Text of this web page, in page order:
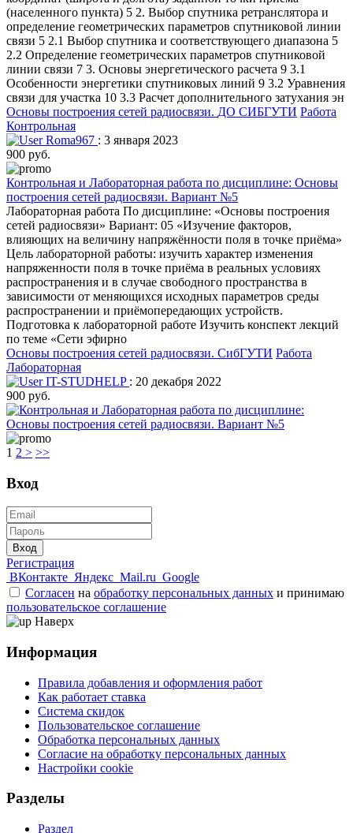
(населенного пункта) 5 2. Выбор спутника ретранслятора и
определение геометрических параметров спутниковой линии
связи 5 2.1 Выбор спутника и соответствующего диапазона 5
2.2 Определение геометрических параметров спутниковой
линии связи 7 3. Основы энергетического расчета 9 3.1
Особенности энергетики спутниковых линий 9 3.2 Уравнения
связи для участка 10 3.3 Расчет дополнительного затухания эн
Основы построения сетей радиосвязи. ДО СИБГУТИ Работа
Контрольная
Roma967 : 3 января 2023
900 руб.
Контрольная и Лабораторная работа по дисциплине: Основы
построения сетей радиосвязи. Вариант №5
Лабораторная работа По дисциплине: «Основы построения
сетей радиосвязи» Вариант: 05 «Изучение факторов,
влияющих на величину напряжённости поля в точке приёма»
Цель лабораторной работы: изучить характер изменения
напряженности поля в точке приёма в реальных условиях
распространения и в случае свободного пространства в
зависимости от меняющихся исходных параметров среды
распространении и приёмопередающих устройств.
Подготовка к лабораторной работе Изучить конспект лекций
по теме «Сети эфирно
Основы построения сетей радиосвязи. СибГУТИ Работа
Лабораторная
IT-STUDHELP : 20 декабря 2022
900 руб.
1 2 > >>
Вход
Вход
Регистрация
ВКонтакте Яндекс Mail.ru Google
Согласен на обработку персональных данных и принимаю
пользовательское соглашение
Наверх
Информация
Правила добавления и оформления работ
Как работает ставка
Система скидок
Пользовательское соглашение
Обработка персональных данных
Согласие на обработку персональных данных
Настройки cookie
Разделы
Раздел